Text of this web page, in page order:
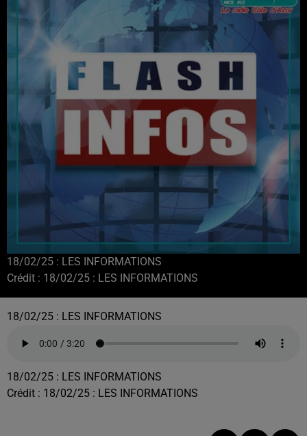
18/02/25 : LES INFORMATIONS
Crédit : 18/02/25 : LES INFORMATIONS
18/02/25 : LES INFORMATIONS
18/02/25 : LES INFORMATIONS
Crédit : 18/02/25 : LES INFORMATIONS